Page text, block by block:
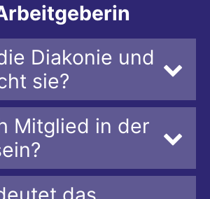
Diakonie und
sie?
Mitglied in der